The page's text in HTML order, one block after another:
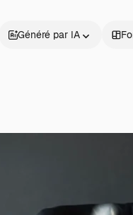
Généré par IA